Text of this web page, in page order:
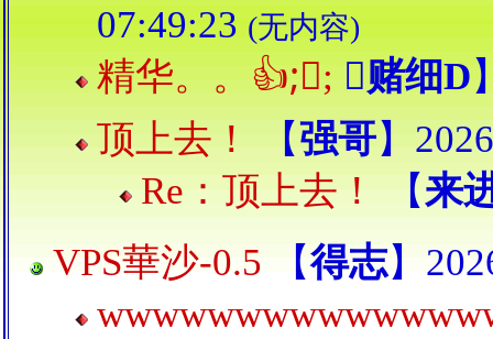
07:49:23 (无内容)
精华。。👍;🏻; 【赌细D
顶上去！
【强哥】
Re：顶上去！
【来
VPS華沙-0.5 【得志】